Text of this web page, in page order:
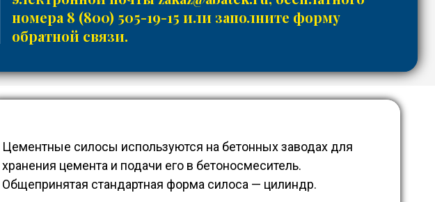
номера 8 (800) 505-19-15 или заполните форму
обратной связи.
Цементные силосы используются на бетонных заводах для
хранения цемента и подачи его в бетоносмеситель.
Общепринятая стандартная форма силоса — цилиндр.